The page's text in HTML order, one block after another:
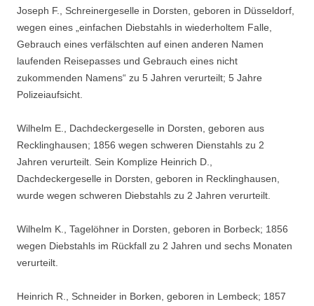
Joseph F., Schreinergeselle in Dorsten, geboren in Düsseldorf,
wegen eines „einfachen Diebstahls in wiederholtem Falle,
Gebrauch eines verfälschten auf einen anderen Namen
laufenden Reisepasses und Gebrauch eines nicht
zukommenden Namens“ zu 5 Jahren verurteilt; 5 Jahre
Polizeiaufsicht.
Wilhelm E., Dachdeckergeselle in Dorsten, geboren aus
Recklinghausen; 1856 wegen schweren Dienstahls zu 2
Jahren verurteilt. Sein Komplize Heinrich D.,
Dachdeckergeselle in Dorsten, geboren in Recklinghausen,
wurde wegen schweren Diebstahls zu 2 Jahren verurteilt.
Wilhelm K., Tagelöhner in Dorsten, geboren in Borbeck; 1856
wegen Diebstahls im Rückfall zu 2 Jahren und sechs Monaten
verurteilt.
Heinrich R., Schneider in Borken, geboren in Lembeck; 1857